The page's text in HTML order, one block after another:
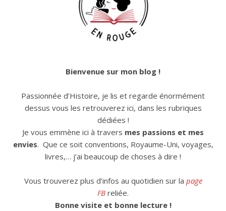
Bienvenue sur mon blog !
Passionnée d’Histoire, je lis et regarde énormément
dessus vous les retrouverez ici, dans les rubriques
dédiées !
Je vous emmène ici à travers mes passions et mes
envies. Que ce soit conventions, Royaume-Uni, voyages,
livres,… j’ai beaucoup de choses à dire !
Vous trouverez plus d’infos au quotidien sur la page
FB reliée.
Bonne visite et bonne lecture !